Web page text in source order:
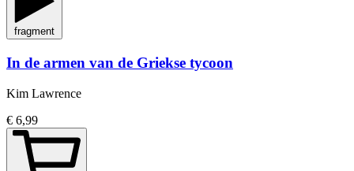
fragment
In de armen van de Griekse tycoon
Kim Lawrence
€ 6,99